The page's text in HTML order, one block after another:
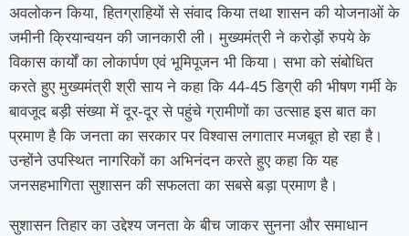
अवलोकन किया, हितग्राहियों से संवाद किया तथा शासन की योजनाओं के
जमीनी क्रियान्वयन की जानकारी ली। मुख्यमंत्री ने करोड़ों रुपये के
विकास कार्यों का लोकार्पण एवं भूमिपूजन भी किया। सभा को संबोधित
करते हुए मुख्यमंत्री श्री साय ने कहा कि 44-45 डिग्री की भीषण गर्मी के
बावजूद बड़ी संख्या में दूर-दूर से पहुंचे ग्रामीणों का उत्साह इस बात का
प्रमाण है कि जनता का सरकार पर विश्वास लगातार मजबूत हो रहा है।
उन्होंने उपस्थित नागरिकों का अभिनंदन करते हुए कहा कि यह
जनसहभागिता सुशासन की सफलता का सबसे बड़ा प्रमाण है।
सुशासन तिहार का उद्देश्य जनता के बीच जाकर सुनना और समाधान